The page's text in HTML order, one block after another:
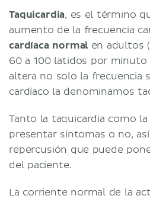
Taquicardia, es el término
aumento de la frecuencia
cardíaca normalen adultos
60 a 100 latidos por minuto
altera no solo la frecuencia
cardíaco la denominamos
Tanto la taquicardia como
presentar síntomas o no,
repercusión que puede
del paciente.
La corriente normal de la